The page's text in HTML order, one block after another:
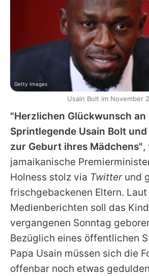
"Herzlichen Glückwunsch an
Sprintlegende Usain Bolt und
zur Geburt ihres Mädchens",
jamaikanische
Holness stolz via Twitterund
frischgebackenen Eltern. Laut
Medienberichten soll das
vergangenen Sonntag
Bezüglich eines öffentlichen
Papa Usain müssen sich die
offenbar noch etwas
Getty Images
Usain Bolt im November